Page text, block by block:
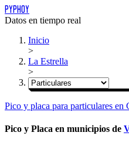
PYPHOY
Datos en tiempo real
Inicio
>
La Estrella
>
Pico y placa para particulares en
Pico y Placa en municipios de